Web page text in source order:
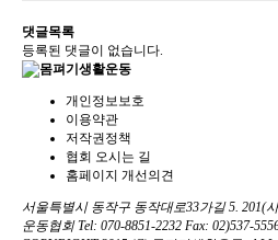
댓글목록
등록된 댓글이 없습니다.
개인정보보호
이용약관
저작권정책
협회 오시는 길
홈페이지 개선의견
서울특별시 동작구 동작대로33가길 5. 201(
운동협회Tel: 070-8851-2232 Fax: 02)537-